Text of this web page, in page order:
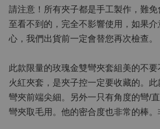
請注意！所有夾子都是手工製作，難
至看不到的，完全不影響使用，如果
心，我們出貨前一定會替您再次檢查。
此款限量的玫瑰金雙彎夾套組美的不
火紅夾套，是夾子控一定要收藏的。此
彎夾前端尖細。另外一只有角度的彎/
彎夾取毛用。他的密合度也非常的棒。